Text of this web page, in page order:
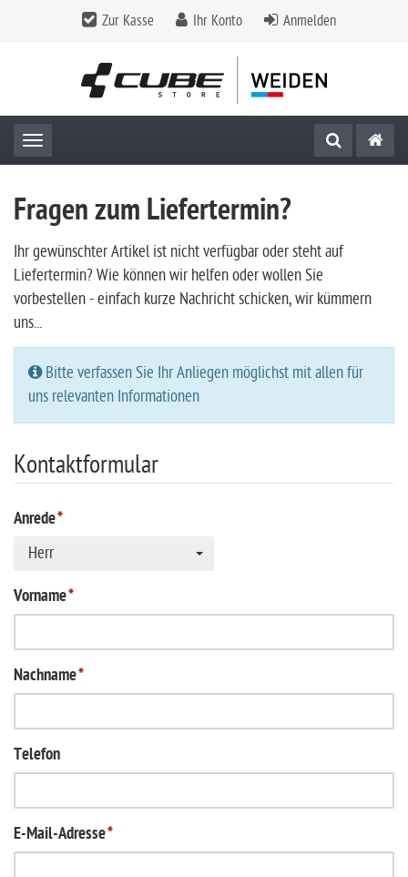
Zur Kasse Ihr Konto Anmelden
Toggle navigation
Fragen zum Liefertermin?
Ihr gewünschter Artikel ist nicht verfügbar oder steht auf
Liefertermin? Wie können wir helfen oder wollen Sie
vorbestellen - einfach kurze Nachricht schicken, wir kümmern
uns...
Bitte verfassen Sie Ihr Anliegen möglichst mit allen für
uns relevanten Informationen
Kontaktformular
Anrede*
Herr
Vorname*
Nachname*
Telefon
E-Mail-Adresse*